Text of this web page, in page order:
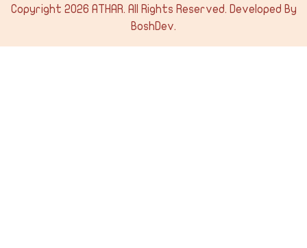
Copyright 2026 ATHAR. All Rights Reserved. Developed By
BoshDev.